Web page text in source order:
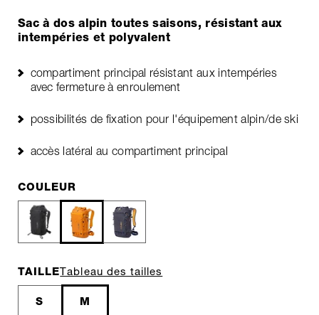
Sac à dos alpin toutes saisons, résistant aux
intempéries et polyvalent
compartiment principal résistant aux intempéries
avec fermeture à enroulement
possibilités de fixation pour l'équipement alpin/de ski
accès latéral au compartiment principal
COULEUR
TAILLETableau des tailles
S M